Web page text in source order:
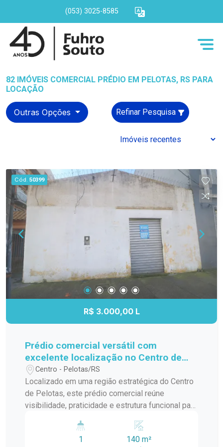
(053) 3025-8585
82 IMÓVEIS COMERCIAL PRÉDIO EM PELOTAS, RS PARA
LOCAÇÃO
Outras Opções Refinar Pesquisa
Cód. 50399
R$ 3.000,00 L
Prédio comercial versátil com
excelente localização no Centro de
Pelotas
Centro - Pelotas/RS
Localizado em uma região estratégica do Centro
de Pelotas, este prédio comercial reúne
visibilidade, praticidade e estrutura funcional para
excelente fluxo de pessoas, o imóvel oferece um
espaço versátil, ideal para empresas que buscam
1 140 m²